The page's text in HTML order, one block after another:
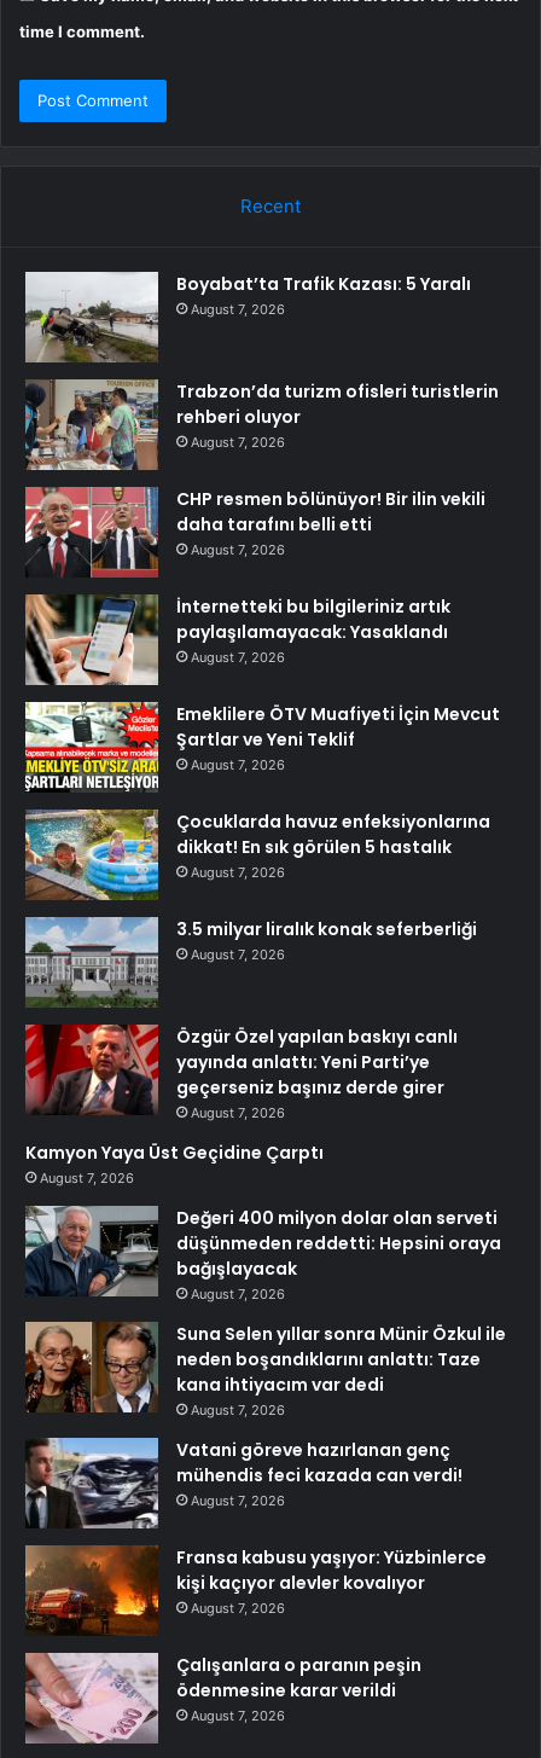
time I comment.
Recent
Boyabat’ta Trafik Kazası: 5 Yaralı
August 7, 2026
Trabzon’da turizm ofisleri turistlerin
rehberi oluyor
August 7, 2026
CHP resmen bölünüyor! Bir ilin vekili
daha tarafını belli etti
August 7, 2026
İnternetteki bu bilgileriniz artık
paylaşılamayacak: Yasaklandı
August 7, 2026
Emeklilere ÖTV Muafiyeti İçin Mevcut
Şartlar ve Yeni Teklif
August 7, 2026
Çocuklarda havuz enfeksiyonlarına
dikkat! En sık görülen 5 hastalık
August 7, 2026
3.5 milyar liralık konak seferberliği
August 7, 2026
Özgür Özel yapılan baskıyı canlı
yayında anlattı: Yeni Parti’ye
geçerseniz başınız derde girer
August 7, 2026
Kamyon Yaya Üst Geçidine Çarptı
August 7, 2026
Değeri 400 milyon dolar olan serveti
düşünmeden reddetti: Hepsini oraya
bağışlayacak
August 7, 2026
Suna Selen yıllar sonra Münir Özkul ile
neden boşandıklarını anlattı: Taze
kana ihtiyacım var dedi
August 7, 2026
Vatani göreve hazırlanan genç
mühendis feci kazada can verdi!
August 7, 2026
Fransa kabusu yaşıyor: Yüzbinlerce
kişi kaçıyor alevler kovalıyor
August 7, 2026
Çalışanlara o paranın peşin
ödenmesine karar verildi
August 7, 2026